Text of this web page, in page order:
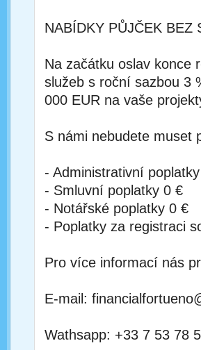
NABÍDKY PŮJČEK BEZ
Na začátku oslav konce
služeb s roční sazbou 3
000 EUR na vaše
S námi nebudete muset
- Administrativní
- Smluvní poplatky 0 €
- Notářské poplatky 0 €
- Poplatky za registraci
Pro více informací nás
E-mail:
Wathsapp: +33 7 53 78